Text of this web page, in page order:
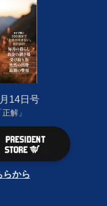
14日号
解」
らから